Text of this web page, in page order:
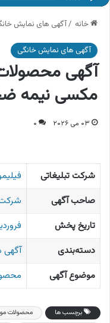
خانه /آگهی های نمایش
آگهی های نمایش خانگی
آگهی محصولات
مکسی نیمه
۰۳ می ۲۰۲۶ ۰
شرکت تبلیغاتی
صاحب آگهی
تاریخ پخش
فروردین
دسته‌بندی
آگهی
موضوع آگهی
برچسب ها محصولات